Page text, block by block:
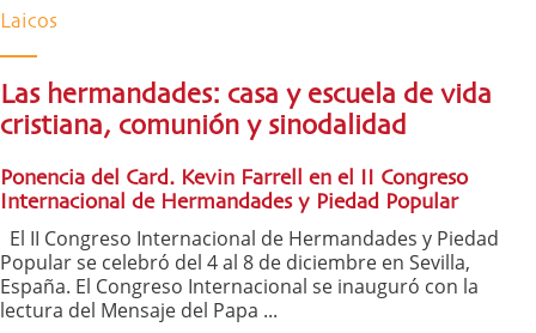
Laicos
Las hermandades: casa y escuela de vida
cristiana, comunión y sinodalidad
Ponencia del Card. Kevin Farrell en el II Congreso
Internacional de Hermandades y Piedad Popular
El II Congreso Internacional de Hermandades y Piedad
Popular se celebró del 4 al 8 de diciembre en Sevilla,
España. El Congreso Internacional se inauguró con la
lectura del Mensaje del Papa ...